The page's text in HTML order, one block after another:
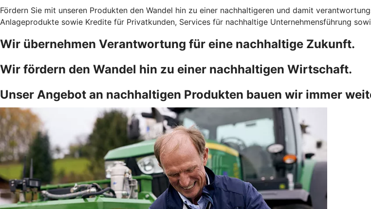
Fördern Sie mit unseren Produkten den Wandel hin zu einer nachhaltigeren und damit
Anlageprodukte sowie Kredite für Privatkunden, Services für nachhaltige Unternehmensführung
Wir übernehmen Verantwortung für eine nachhaltige Zukunft.
Wir fördern den Wandel hin zu einer nachhaltigen Wirtschaft.
Unser Angebot an nachhaltigen Produkten bauen wir immer